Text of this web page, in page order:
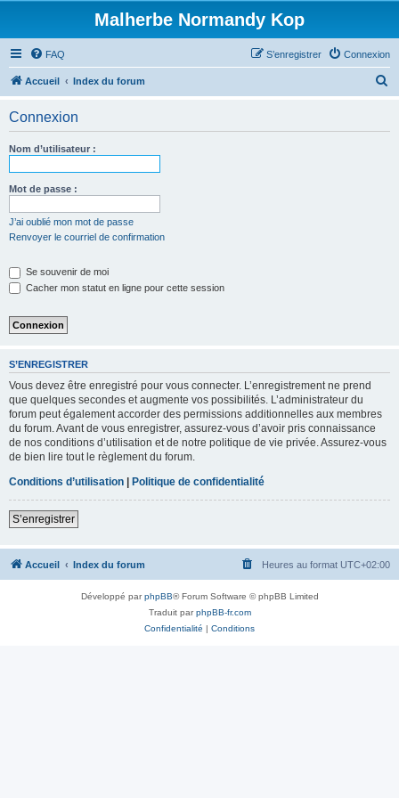
Malherbe Normandy Kop
FAQ Connexion
S’enregistrer
Accueil Index du forum
Connexion
Nom d’utilisateur :
Mot de passe :
J’ai oublié mon mot de passe
Renvoyer le courriel de confirmation
Se souvenir de moi
Cacher mon statut en ligne pour cette session
S’ENREGISTRER
Vous devez être enregistré pour vous connecter. L’enregistrement ne prend
que quelques secondes et augmente vos possibilités. L’administrateur du
forum peut également accorder des permissions additionnelles aux membres
du forum. Avant de vous enregistrer, assurez-vous d’avoir pris connaissance
de nos conditions d’utilisation et de notre politique de vie privée. Assurez-vous
de bien lire tout le règlement du forum.
Conditions d’utilisation | Politique de confidentialité
S’enregistrer
Accueil Index du forum Heures au format UTC+02:00
Développé parphpBB® Forum Software © phpBB Limited
Traduit parphpBB-fr.com
Confidentialité | Conditions